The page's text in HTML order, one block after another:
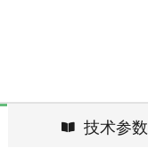
技术参数